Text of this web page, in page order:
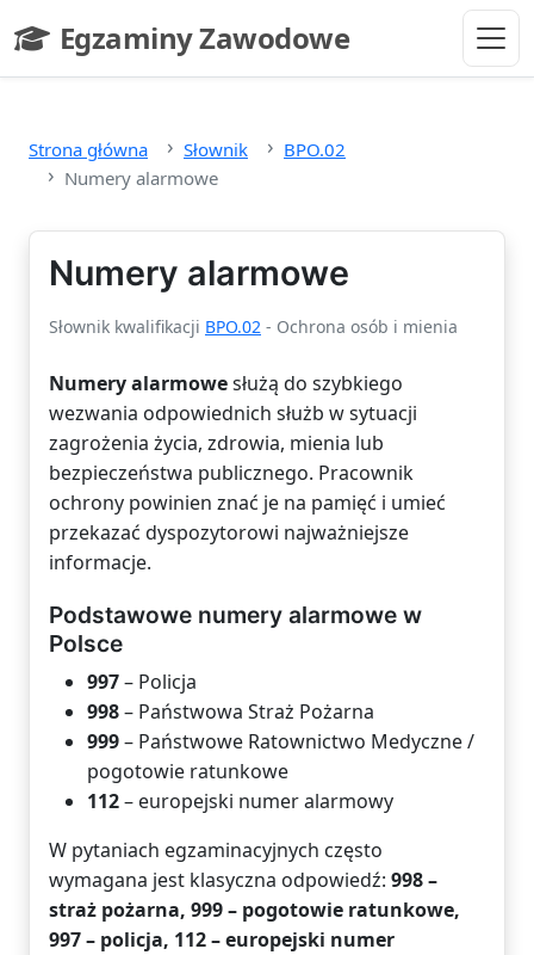
Egzaminy Zawodowe
- strona główna
Strona główna Słownik
BPO.02
Numery alarmowe
Numery alarmowe
Słownik kwalifikacji BPO.02 - Ochrona osób i mienia
Numery alarmowesłużą do szybkiego
wezwania odpowiednich służb w sytuacji
zagrożenia życia, zdrowia, mienia lub
bezpieczeństwa publicznego. Pracownik
ochrony powinien znać je na pamięć i umieć
przekazać dyspozytorowi najważniejsze
informacje.
Podstawowe numery alarmowe w
Polsce
997– Policja
998– Państwowa Straż Pożarna
999– Państwowe Ratownictwo Medyczne /
pogotowie ratunkowe
112– europejski numer alarmowy
W pytaniach egzaminacyjnych często
wymagana jest klasyczna odpowiedź: 998 –
straż pożarna, 999 – pogotowie ratunkowe,
997 – policja, 112 – europejski numer